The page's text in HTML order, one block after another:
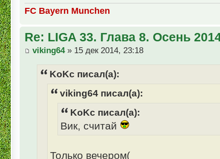
FC Bayern Munchen
Re: LIGA 33. Глава 8. Осень
viking64» 15 дек 2014, 23:18
KoKc писал(а):
viking64 писал(а):
KoKc писал(а):
Вик, считай
Только вечером(